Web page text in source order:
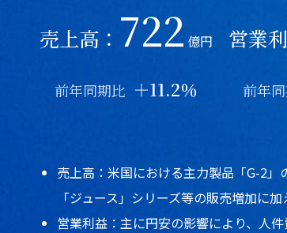
売上高： 722 億円
前年同期比 ＋11.2％
営業
前年
売上高：米国における主力製品「G-2」
「ジュース」シリーズ等の販売増加に
営業利益：主に円安の影響により、人